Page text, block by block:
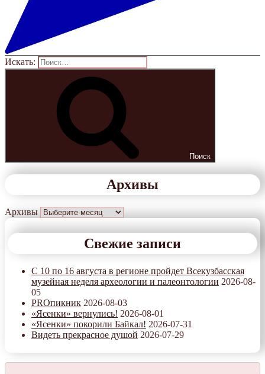
Искать:
Поиск
Архивы
Архивы
Свежие записи
С 10 по 16 августа в регионе пройдет Всекузбасская
музейная неделя археологии и палеонтологии 2026-08-
05
PROпикник 2026-08-03
«Ясенки» вернулись! 2026-08-01
«Ясенки» покорили Байкал! 2026-07-31
Видеть прекрасное душой 2026-07-29